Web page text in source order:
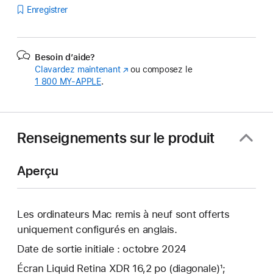
Enregistrer
Besoin d’aide?
Clavardez maintenant(s’ouvre
ou composez le
1 800 MY‑APPLE.
Renseignements sur le produit
Aperçu
Les ordinateurs Mac remis à neuf sont offerts
uniquement configurés en anglais.
Date de sortie initiale : octobre 2024
Écran Liquid Retina XDR 16,2 po (diagonale)¹;